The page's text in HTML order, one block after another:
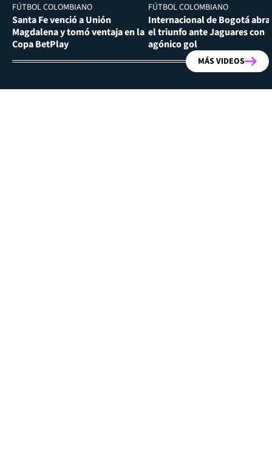
FÚTBOL COLOMBIANO
Santa Fe venció a Unión
Magdalena y tomó ventaja en la
Copa BetPlay
FÚTBOL COLOMBIANO
Internacional de Bogotá
el triunfo ante Jaguares con
agónico gol
MÁS VIDEOS